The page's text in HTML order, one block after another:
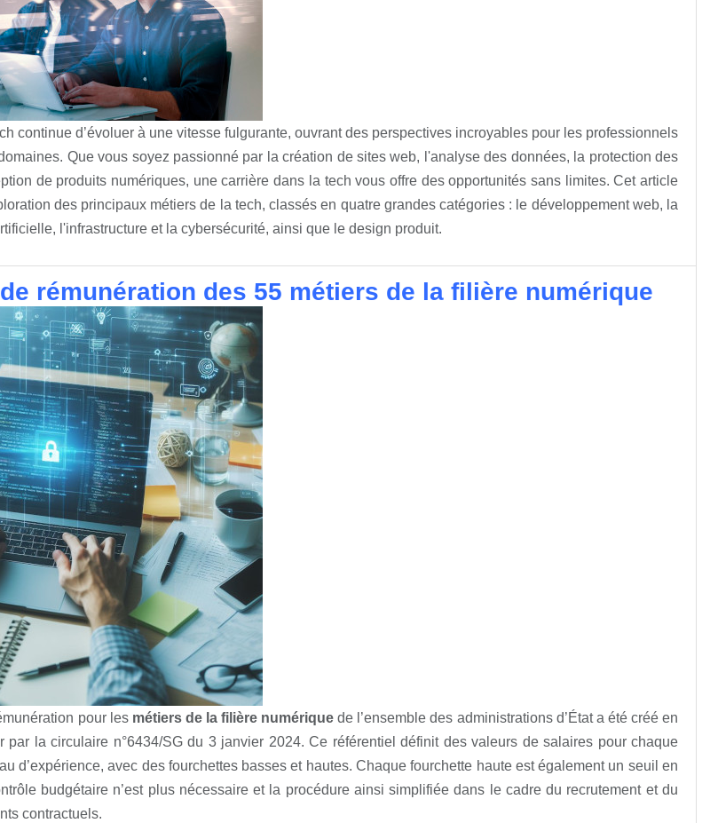
continue d’évoluer à une vitesse fulgurante, ouvrant des perspectives incroyables pour les professionnels
Que vous soyez passionné par la création de sites web, l'analyse des données, la protection des
de produits numériques, une carrière dans la tech vous offre des opportunités sans limites. Cet article
des principaux métiers de la tech, classés en quatre grandes catégories : le développement web, la
l'infrastructure et la cybersécurité, ainsi que le design produit.
rémunération des 55 métiers de la filière numérique
pour les métiers de la filière numérique de l’ensemble des administrations d’État a été créé en
par la circulaire n°6434/SG du 3 janvier 2024. Ce référentiel définit des valeurs de salaires pour chaque
d’expérience, avec des fourchettes basses et hautes. Chaque fourchette haute est également un seuil en
budgétaire n’est plus nécessaire et la procédure ainsi simplifiée dans le cadre du recrutement et du
contractuels.